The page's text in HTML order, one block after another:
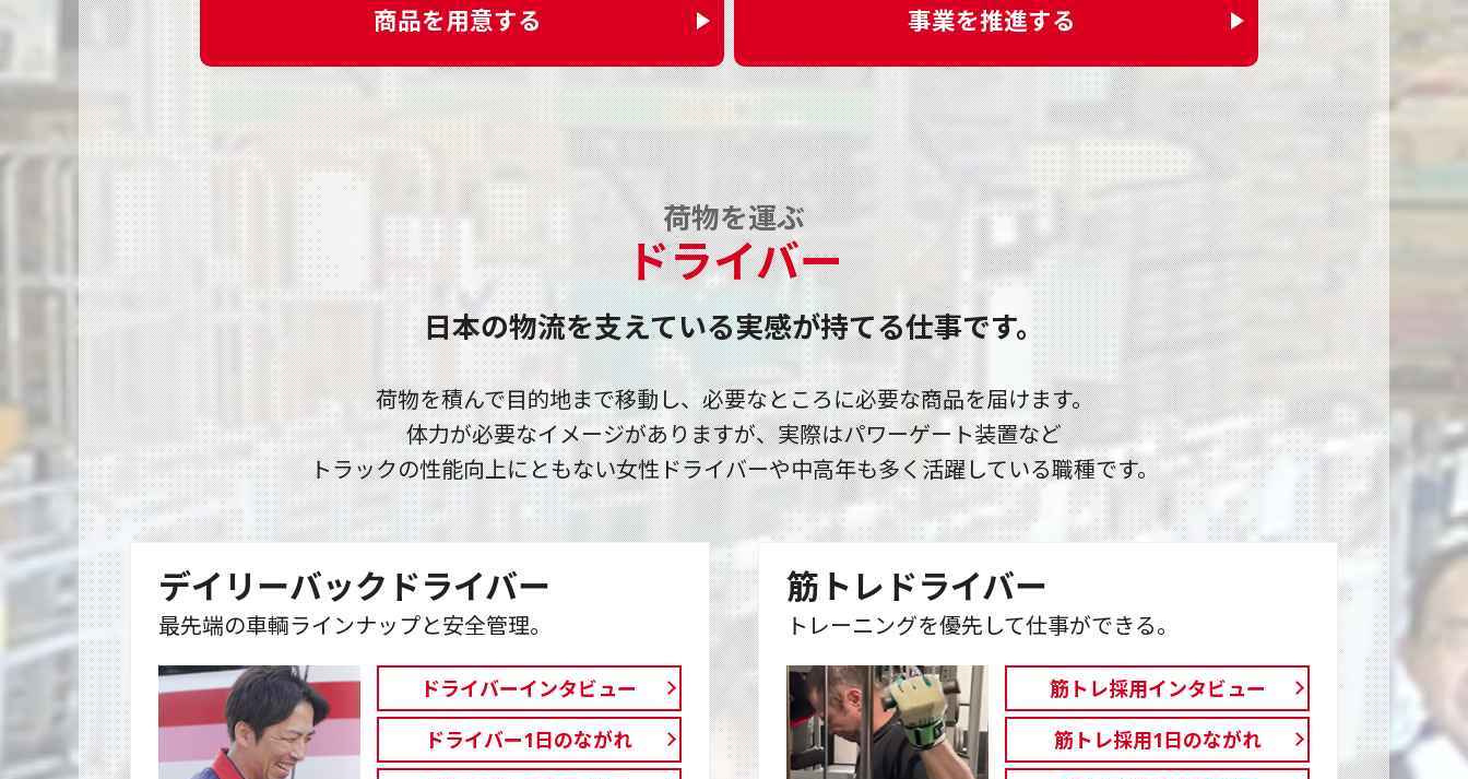
商品を用意する 事業を推進する
荷物を運ぶ
ドライバー
日本の物流を支えている実感が持てる仕事です。
荷物を積んで目的地まで移動し、必要なところに必要な商品を届けます。
体力が必要なイメージがありますが、実際はパワーゲート装置など
トラックの性能向上にともない女性ドライバーや中高年も多く活躍している職種です。
デイリーバックドライバー
最先端の車輌ラインナップと安全管理。
ドライバーインタビュー
ドライバー1日のながれ
筋トレドライバー
トレーニングを優先して仕事ができる。
筋トレ採用インタビュー
筋トレ採用1日のながれ